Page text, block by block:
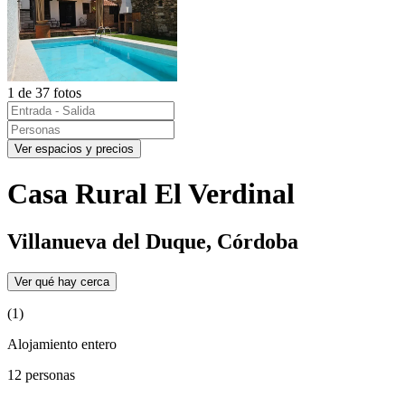
1 de 37 fotos
Ver espacios y precios
Casa Rural El Verdinal
Villanueva del Duque, Córdoba
Ver qué hay cerca
(1)
Alojamiento entero
12 personas